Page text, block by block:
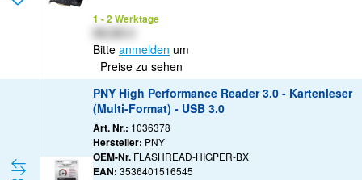
1 - 2 Werktage
Bitte anmelden um
Preise zu sehen
PNY High Performance Reader 3.0 - Kartenleser
(Multi-Format) - USB 3.0
Art. Nr.: 1036378
Hersteller: PNY
OEM-Nr. FLASHREAD-HIGPER-BX
EAN: 3536401516545